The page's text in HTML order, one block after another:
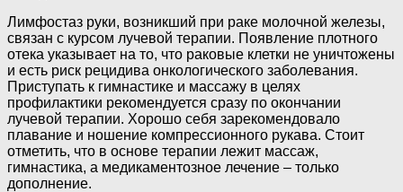
Лимфостаз руки, возникший при раке молочной железы,
связан с курсом лучевой терапии. Появление плотного
отека указывает на то, что раковые клетки не уничтожены
и есть риск рецидива онкологического заболевания.
Приступать к гимнастике и массажу в целях
профилактики рекомендуется сразу по окончании
лучевой терапии. Хорошо себя зарекомендовало
плавание и ношение компрессионного рукава. Стоит
отметить, что в основе терапии лежит массаж,
гимнастика, а медикаментозное лечение – только
дополнение.